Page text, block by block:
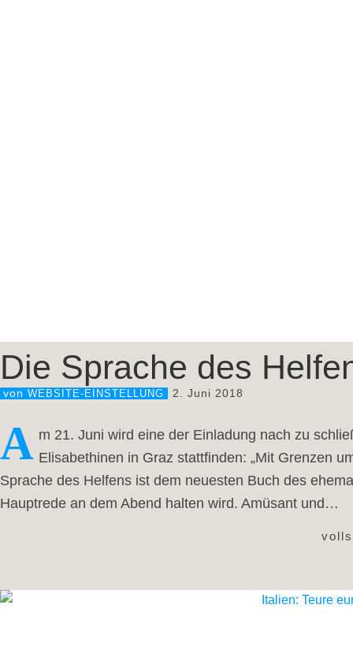
Die Sprache des
von WEBSITE-EINSTELLUNG 2. Juni 2018
A m 21. Juni wird eine der Einladung nach zu
Elisabethinen in Graz stattfinden: „Mit Grenzen
Sprache des Helfens ist dem neuesten Buch des
Hauptrede an dem Abend halten wird. Amüsant und…